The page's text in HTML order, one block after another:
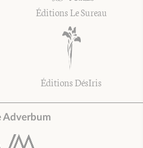
Éditions Le Sureau
Éditions DésIris
Adverbum